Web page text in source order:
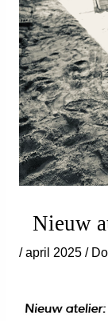
Nieuw
/april 2025/